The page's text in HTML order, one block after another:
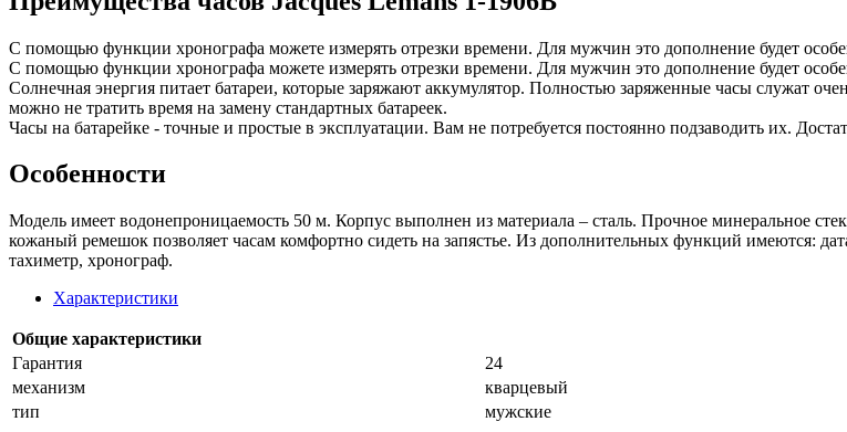
С помощью функции хронографа можете измерять отрезки времени. Для мужчин это дополнение будет
С помощью функции хронографа можете измерять отрезки времени. Для мужчин это дополнение будет
Солнечная энергия питает батареи, которые заряжают аккумулятор. Полностью заряженные часы служат
можно не тратить время на замену стандартных батареек.
Часы на батарейке - точные и простые в эксплуатации. Вам не потребуется постоянно подзаводить их.
Особенности
Модель имеет водонепроницаемость 50 м. Корпус выполнен из материала – сталь. Прочное минеральное
кожаный ремешок позволяет часам комфортно сидеть на запястье. Из дополнительных функций имеются:
тахиметр, хронограф.
Характеристики
Общие характеристики
Гарантия
24
механизм
кварцевый
тип
мужские